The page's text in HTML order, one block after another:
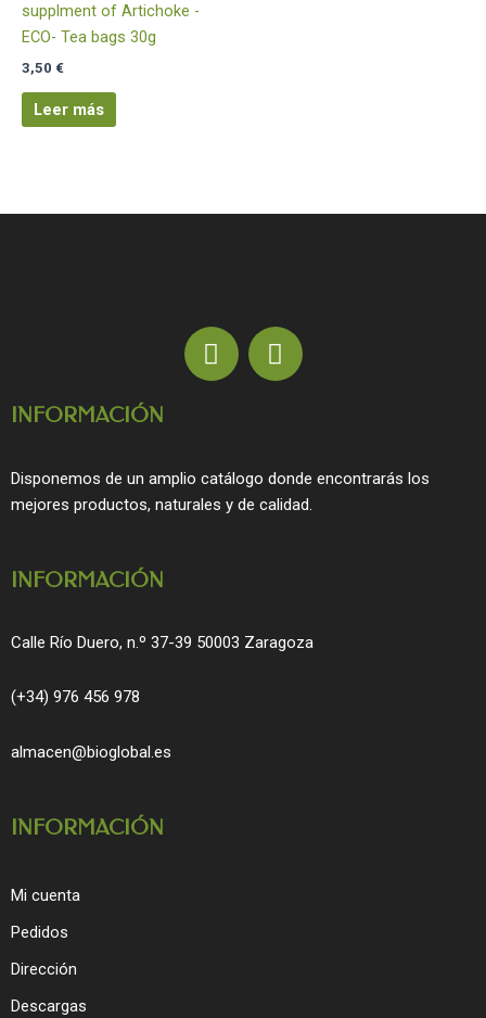
supplment of Artichoke -
ECO- Tea bags 30g
3,50 €
Leer más
F
a
o
o
I
n
g
r
INFORMACIÓN
Disponemos de un amplio catálogo donde encontrarás los
mejores productos, naturales y de calidad.
INFORMACIÓN
Calle Río Duero, n.º 37-39 50003 Zaragoza
(+34) 976 456 978
almacen@bioglobal.es
INFORMACIÓN
Mi cuenta
Pedidos
Dirección
Descargas